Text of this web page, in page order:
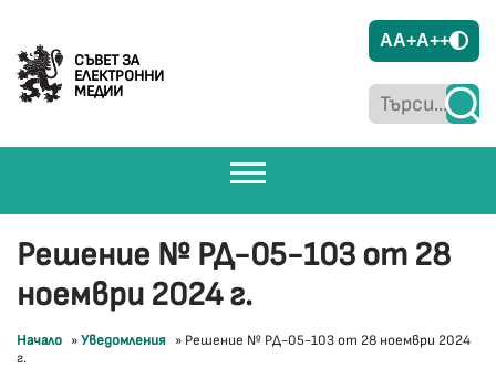
СЪВЕТ ЗА
ЕЛЕКТРОННИ
МЕДИИ
AA+A++
Решение № РД-05-103 от 28
ноември 2024 г.
Начало »Уведомления » Решение № РД-05-103 от 28 ноември 2024
г.